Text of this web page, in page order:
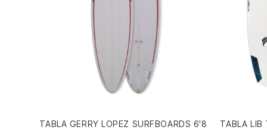
TABLA GERRY LOPEZ SURFBOARDS 6'8
TABLA LIB